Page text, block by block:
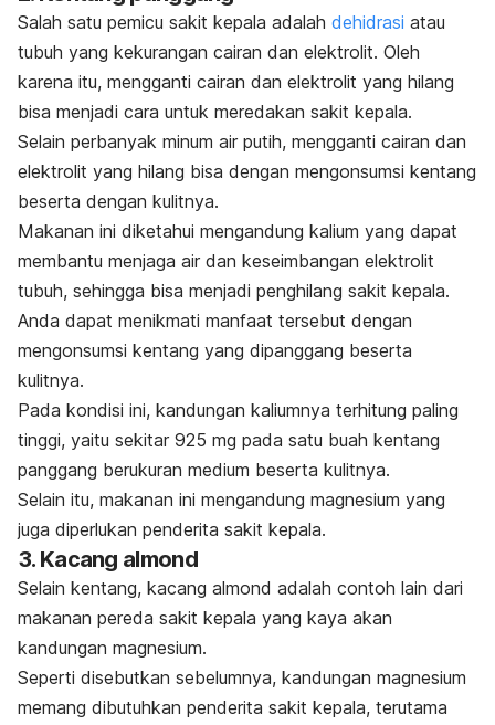
Salah satu pemicu sakit kepala adalah dehidrasi atau
tubuh yang kekurangan cairan dan elektrolit. Oleh
karena itu, mengganti cairan dan elektrolit yang hilang
bisa menjadi cara untuk meredakan sakit kepala.
Selain perbanyak minum air putih, mengganti cairan dan
elektrolit yang hilang bisa dengan mengonsumsi kentang
beserta dengan kulitnya.
Makanan ini diketahui mengandung kalium yang dapat
membantu menjaga air dan keseimbangan elektrolit
tubuh, sehingga bisa menjadi penghilang sakit kepala.
Anda dapat menikmati manfaat tersebut dengan
mengonsumsi kentang yang dipanggang beserta
kulitnya.
Pada kondisi ini, kandungan kaliumnya terhitung paling
tinggi, yaitu sekitar 925 mg pada satu buah kentang
panggang berukuran medium beserta kulitnya.
Selain itu, makanan ini mengandung magnesium yang
juga diperlukan penderita sakit kepala.
3. Kacang almond
Selain kentang, kacang almond adalah contoh lain dari
makanan pereda sakit kepala yang kaya akan
kandungan magnesium.
Seperti disebutkan sebelumnya, kandungan magnesium
memang dibutuhkan penderita sakit kepala, terutama